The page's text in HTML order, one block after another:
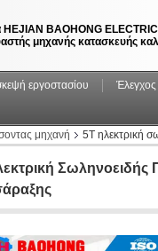
HEJIAN BAOHONG
μηχανής κατασκευής
εργοστασίου Έλεγχος
μηχανή 5T ηλεκτρική